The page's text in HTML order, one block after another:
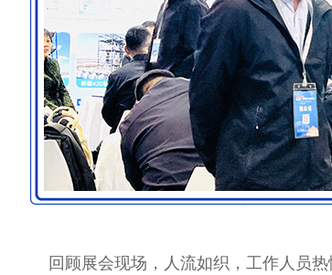
回顾展会现场，人流如织，工作人员热